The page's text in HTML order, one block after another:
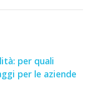
per quali
per le aziende